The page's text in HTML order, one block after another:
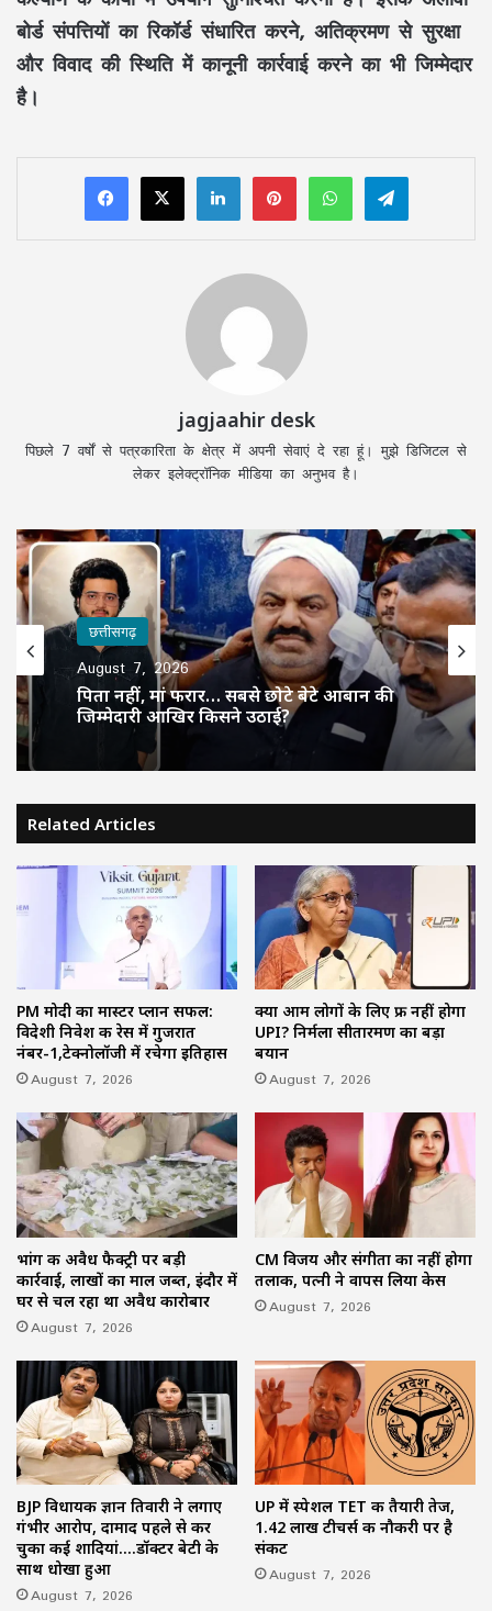
बोर्ड संपत्तियों का रिकॉर्ड संधारित करने, अतिक्रमण से सुरक्षा
और विवाद की स्थिति में कानूनी कार्रवाई करने का भी जिम्मेदार
है।
LinkedInPinterestWhatsAppTelegram
jagjaahir desk
पिछले 7 वर्षों से पत्रकारिता के क्षेत्र में अपनी सेवाएं दे रहा हूं। मुझे डिजिटल से
लेकर इलेक्ट्रॉनिक मीडिया का अनुभव है।
छत्तीसगढ़
August 7, 2026
पिता नहीं, मां फरार… सबसे छोटे बेटे आबान की
जिम्मेदारी आखिर किसने उठाई?
Related Articles
PM मोदी का मास्टर प्लान सफल:
विदेशी निवेश की रेस में गुजरात
नंबर-1,टेक्नोलॉजी में रचेगा इतिहास
August 7, 2026
क्या आम लोगों के लिए फ्री नहीं होगा
UPI? निर्मला सीतारमण का बड़ा
बयान
August 7, 2026
भांग की अवैध फैक्ट्री पर बड़ी
कार्रवाई, लाखों का माल जब्त, इंदौर में
घर से चल रहा था अवैध कारोबार
August 7, 2026
CM विजय और संगीता का नहीं होगा
तलाक, पत्नी ने वापस लिया केस
August 7, 2026
BJP विधायक ज्ञान तिवारी ने लगाए
गंभीर आरोप, दामाद पहले से कर
चुका कई शादियां….डॉक्टर बेटी के
साथ धोखा हुआ
August 7, 2026
UP में स्पेशल TET की तैयारी तेज,
1.42 लाख टीचर्स की नौकरी पर है
संकट
August 7, 2026